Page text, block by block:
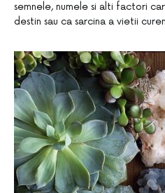
semnele, numele si alti factori
destin sau ca sarcina a vietii